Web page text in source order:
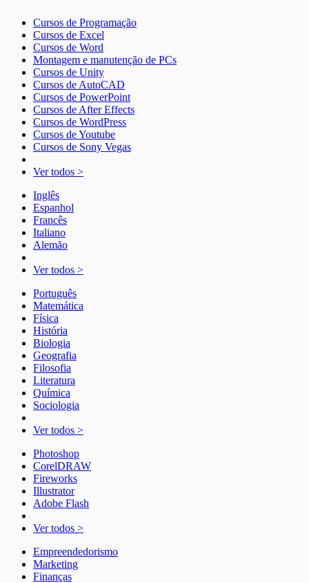
Cursos de Programação
Cursos de Excel
Cursos de Word
Montagem e manutenção de PCs
Cursos de Unity
Cursos de AutoCAD
Cursos de PowerPoint
Cursos de After Effects
Cursos de WordPress
Cursos de Youtube
Cursos de Sony Vegas
Ver todos >
Inglês
Espanhol
Francês
Italiano
Alemão
Ver todos >
Português
Matemática
Física
História
Biologia
Geografia
Filosofia
Literatura
Química
Sociologia
Ver todos >
Photoshop
CorelDRAW
Fireworks
Illustrator
Adobe Flash
Ver todos >
Empreendedorismo
Marketing
Finanças